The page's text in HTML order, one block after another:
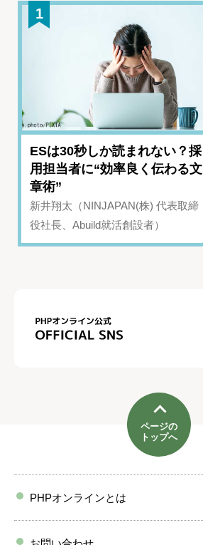
1
ESは30秒しか読まれない？採
用担当者に“効率良く伝わる文
章術”
新井翔太（NINJAPAN(株) 代表取締
役社長、Abuild就活創設者）
ページの
トップへ
PHPオンラインとは